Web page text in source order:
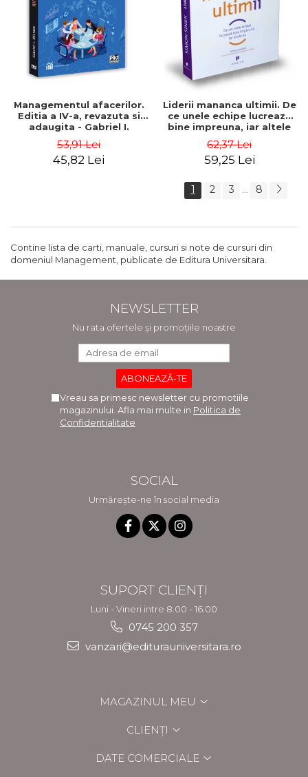
Managementul afacerilor.
Editia a IV-a, revazuta si
adaugita - Gabriel I.
53,91 Lei
45,82 Lei
Liderii mananca ultimii. De
ce unele echipe lucreaza
bine impreuna, iar altele
Sinek
62,37 Lei
59,25 Lei
1 2 3 ... 8
Contine lista de carti, manuale, cursuri si note de cursuri din
domeniul Management, publicate de Editura Universitara.
NEWSLETTER
Nu rata ofertele și promoțiile noastre
Vreau sa primesc newsletter cu promotiile
magazinului. Afla mai multe in Politica de
Confidentialitate
SOCIAL
Urmărește-ne în social media
SUPORT CLIENȚI
Luni - Vineri intre 8.00 - 16.00
0745 200 357
vanzari@editurauniversitara.ro
MAGAZINUL MEU
CLIENȚI
DATE COMERCIALE